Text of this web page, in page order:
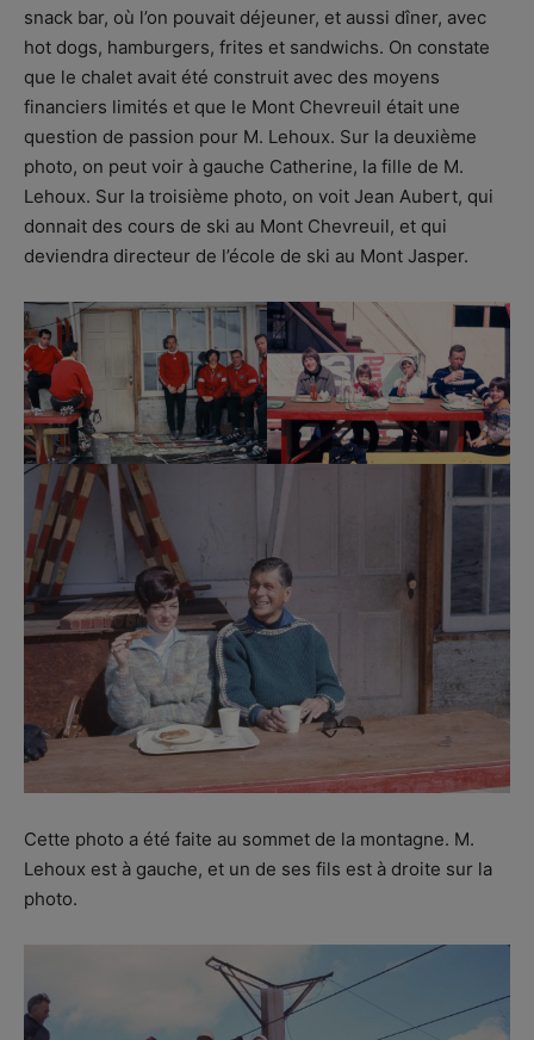
snack bar, où l’on pouvait déjeuner, et aussi dîner, avec
hot dogs, hamburgers, frites et sandwichs. On constate
que le chalet avait été construit avec des moyens
financiers limités et que le Mont Chevreuil était une
question de passion pour M. Lehoux. Sur la deuxième
photo, on peut voir à gauche Catherine, la fille de M.
Lehoux. Sur la troisième photo, on voit Jean Aubert, qui
donnait des cours de ski au Mont Chevreuil, et qui
deviendra directeur de l’école de ski au Mont Jasper.
Cette photo a été faite au sommet de la montagne. M.
Lehoux est à gauche, et un de ses fils est à droite sur la
photo.